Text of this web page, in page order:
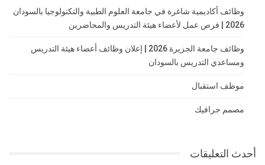
وظائف أكاديمية شاغرة في جامعة العلوم الطبية والتكنولوجيا بالسودان
2026 | فرص عمل لأعضاء هيئة التدريس والمحاضرين
وظائف جامعة الجزيرة 2026 | إعلان وظائف أعضاء هيئة التدريس
ومساعدي التدريس بالسودان
موظف استقبال
مصمم جرافيك
أحدث التعليقات